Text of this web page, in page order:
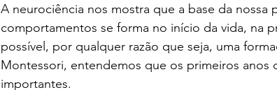
A neurociência nos mostra que a base da nossa
comportamentos se forma no início da vida, na
possível, por qualquer razão que seja, uma
Montessori, entendemos que os primeiros anos
importantes.